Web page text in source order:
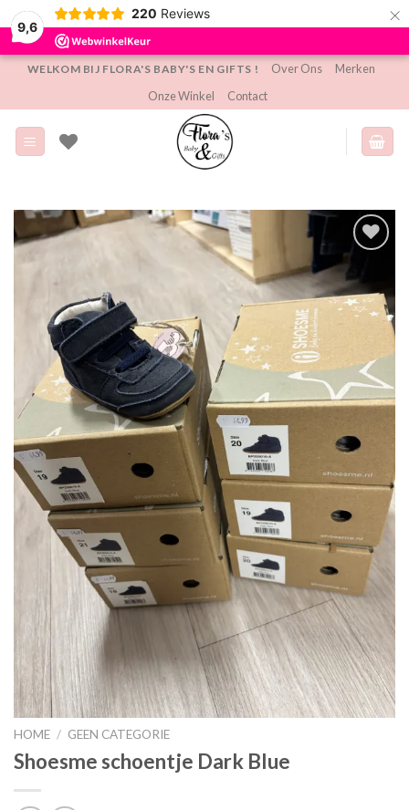
9,6
220 Reviews ×
inhoud
WELKOM BIJ FLORA'S BABY'S EN GIFTS ! Over Ons
Merken
Onze Winkel
Contact
Toevoegen
aan
HOME / GEEN CATEGORIE
Shoesme schoentje Dark Blue